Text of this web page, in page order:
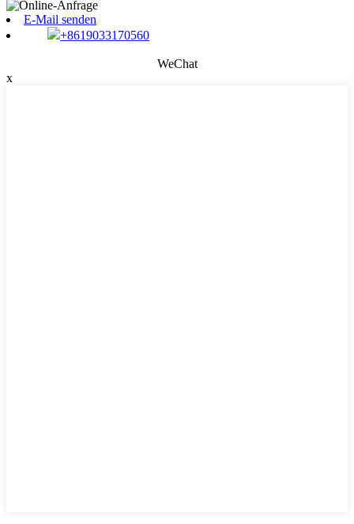
E-Mail senden
+8619033170560
WeChat
x